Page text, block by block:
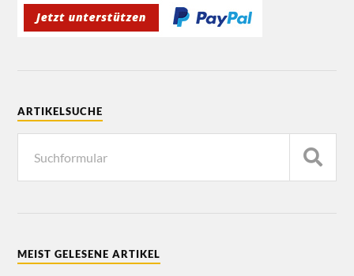
ARTIKELSUCHE
MEIST GELESENE ARTIKEL